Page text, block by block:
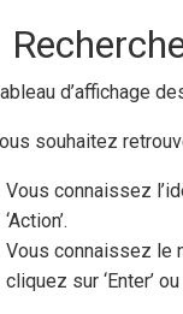
d’affichage
souhaitez
Vous connaissez
‘Action’.
Vous connaissez le
cliquez sur ‘Enter’ ou